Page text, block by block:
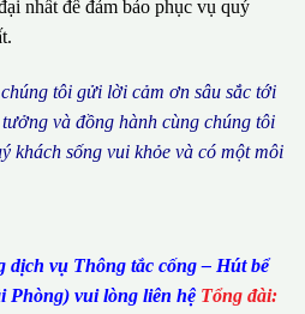
nhất để đảm bảo phục vụ quý
úng tôi gửi lời cảm ơn sâu sắc tới
ưởng và đồng hành cùng chúng tôi
ý khách sống vui khỏe và có một môi
dịch vụ Thông tắc cống – Hút bể
Phòng) vui lòng liên hệ Tổng đài: